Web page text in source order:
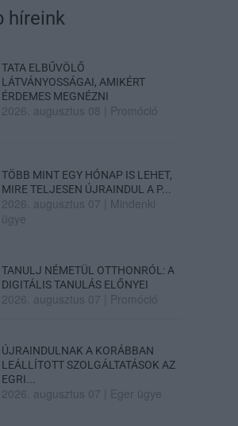
híreink
TATA ELBŰVÖLŐ
LÁTVÁNYOSSÁGAI, AMIKÉRT
ÉRDEMES MEGNÉZNI
2026. augusztus 08 Promóció
TÖBB MINT EGY HÓNAP IS LEHET,
MIRE TELJESEN ÚJRAINDUL A P...
2026. augusztus 07
Mindenki
ügye
TANULJ NÉMETÜL OTTHONRÓL: A
DIGITÁLIS TANULÁS ELŐNYEI
2026. augusztus 07 Promóció
ÚJRAINDULNAK A KORÁBBAN
LEÁLLÍTOTT SZOLGÁLTATÁSOK AZ
EGRI...
2026. augusztus 07 Eger ügye